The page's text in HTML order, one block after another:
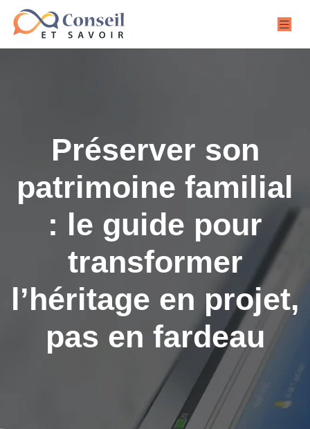
Préserver son
patrimoine familial
: le guide pour
transformer
l’héritage en projet,
pas en fardeau